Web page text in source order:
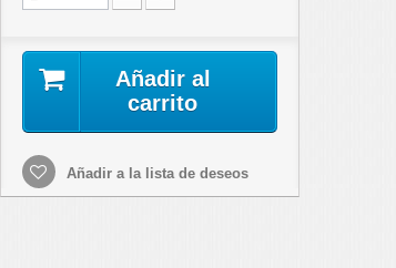
Añadir al
carrito
Añadir a la lista de deseos